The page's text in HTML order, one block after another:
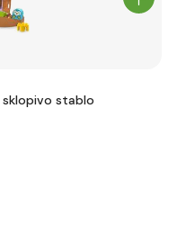
sklopivo stablo